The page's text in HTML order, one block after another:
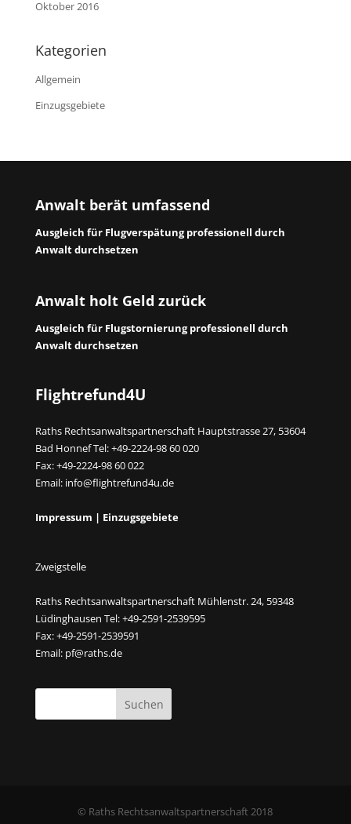
Oktober 2016
Kategorien
Allgemein
Einzugsgebiete
Anwalt berät umfassend
Ausgleich für Flugverspätung professionell durch
Anwalt durchsetzen
Anwalt holt Geld zurück
Ausgleich für Flugstornierung professionell durch
Anwalt durchsetzen
Flightrefund4U
Raths Rechtsanwaltspartnerschaft Hauptstrasse 27, 53604
Bad Honnef Tel: +49-2224-98 60 020
Fax: +49-2224-98 60 022
Email: info@flightrefund4u.de
Impressum | Einzugsgebiete
Zweigstelle
Raths Rechtsanwaltspartnerschaft Mühlenstr. 24, 59348
Lüdinghausen Tel: +49-2591-2539595
Fax: +49-2591-2539591
Email: pf@raths.de
© Raths Rechtsanwaltspartnerschaft 2018